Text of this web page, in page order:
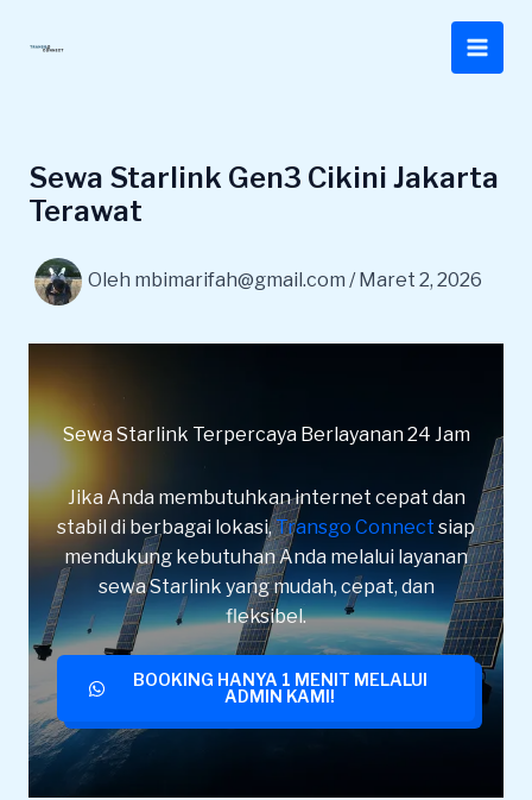
Sewa Starlink Gen3 Cikini Jakarta
Terawat
Oleh mbimarifah@gmail.com / Maret 2, 2026
Sewa Starlink Terpercaya Berlayanan 24 Jam
Jika Anda membutuhkan internet cepat dan
stabil di berbagai lokasi,Transgo Connect siap
mendukung kebutuhan Anda melalui layanan
sewa Starlink yang mudah, cepat, dan
fleksibel.
BOOKING HANYA 1 MENIT MELALUI
ADMIN KAMI!